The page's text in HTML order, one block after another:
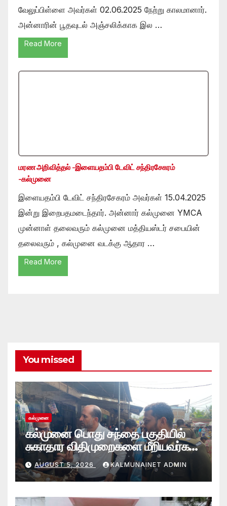
வேலுப்பிள்ளை அவர்கள் 02.06.2025 நேற்று காலமானார்.
அன்னாரின் பூதவுடல் அஞ்சலிக்காக இல …
Read More
மரண அறிவித்தல் -இளையதம்பி டேவிட் சந்திரசேகரம்
-கல்முனை
இளையதம்பி டேவிட் சந்திரசேகரம் அவர்கள் 15.04.2025
இன்று இறைபதமடைந்தார். அன்னார் கல்முனை YMCA
முன்னாள் தலைவரும் கல்முனை மத்தியஸ்டர் சபையின்
தலைவரும் , கல்முனை வடக்கு ஆதார …
Read More
You missed
கல்முனை
கல்முனை பொது சந்தை பகுதியில்
சுகாதார விதிமுறைகளை மீறியவர்கள்
மீது சட்ட நடவடிக்கை!
AUGUST 5, 2026 KALMUNAINET ADMIN